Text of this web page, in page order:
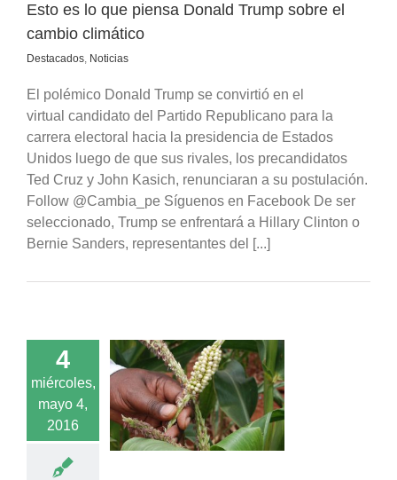
Esto es lo que piensa Donald Trump sobre el
cambio climático
Destacados, Noticias
El polémico Donald Trump se convirtió en el
virtual candidato del Partido Republicano para la
carrera electoral hacia la presidencia de Estados
Unidos luego de que sus rivales, los precandidatos
Ted Cruz y John Kasich, renunciaran a su postulación.
Follow @Cambia_pe Síguenos en Facebook De ser
seleccionado, Trump se enfrentará a Hillary Clinton o
Bernie Sanders, representantes del [...]
4
miércoles,
mayo 4,
2016
escasez
amenaza
económico y
climático agrava
problema